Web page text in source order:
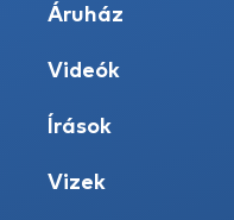
Áruház
Videók
Írások
Vizek